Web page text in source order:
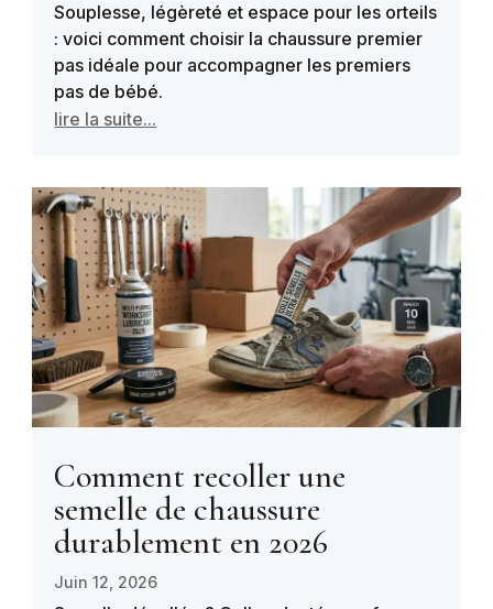
Souplesse, légèreté et espace pour les orteils
: voici comment choisir la chaussure premier
pas idéale pour accompagner les premiers
pas de bébé.
lire la suite...
Comment recoller une
semelle de chaussure
durablement en 2026
Juin 12, 2026